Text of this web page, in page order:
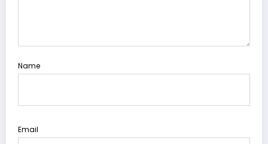
Name
Email